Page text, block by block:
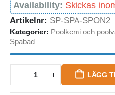
Availability: Skickas
Artikelnr: SP-SPA-SPON2
Kategorier: Poolkemi och
Spabad
LÄGG